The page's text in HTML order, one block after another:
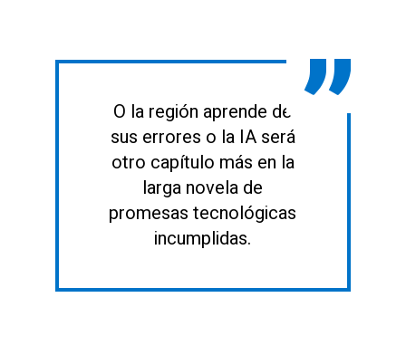
O la región aprende de
sus errores o la IA será
otro capítulo más en la
larga novela de
promesas tecnológicas
incumplidas.